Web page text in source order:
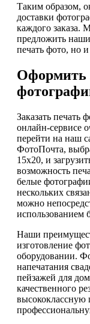
Таким образом,
доставки
каждого заказа.
предложить
печать фото, но
Оформить
Заказать печать
онлайн-сервисе
перейти на наш
ФотоПочта,
15х20, и
возможность
белые
нескольких
можно
использованием
Наши
изготовление
оборудовании.
напечатания
пейзажей для
качественного